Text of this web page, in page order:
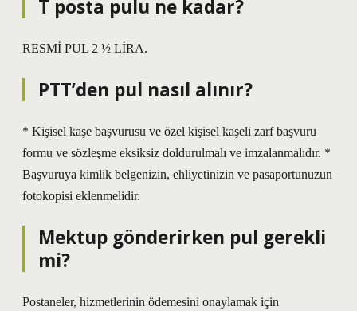
T posta pulu ne kadar?
RESMİ PUL 2 ½ LİRA.
PTT’den pul nasıl alınır?
* Kişisel kaşe başvurusu ve özel kişisel kaşeli zarf başvuru
formu ve sözleşme eksiksiz doldurulmalı ve imzalanmalıdır. *
Başvuruya kimlik belgenizin, ehliyetinizin ve pasaportunuzun
fotokopisi eklenmelidir.
Mektup gönderirken pul gerekli
mi?
Postaneler, hizmetlerinin ödemesini onaylamak için